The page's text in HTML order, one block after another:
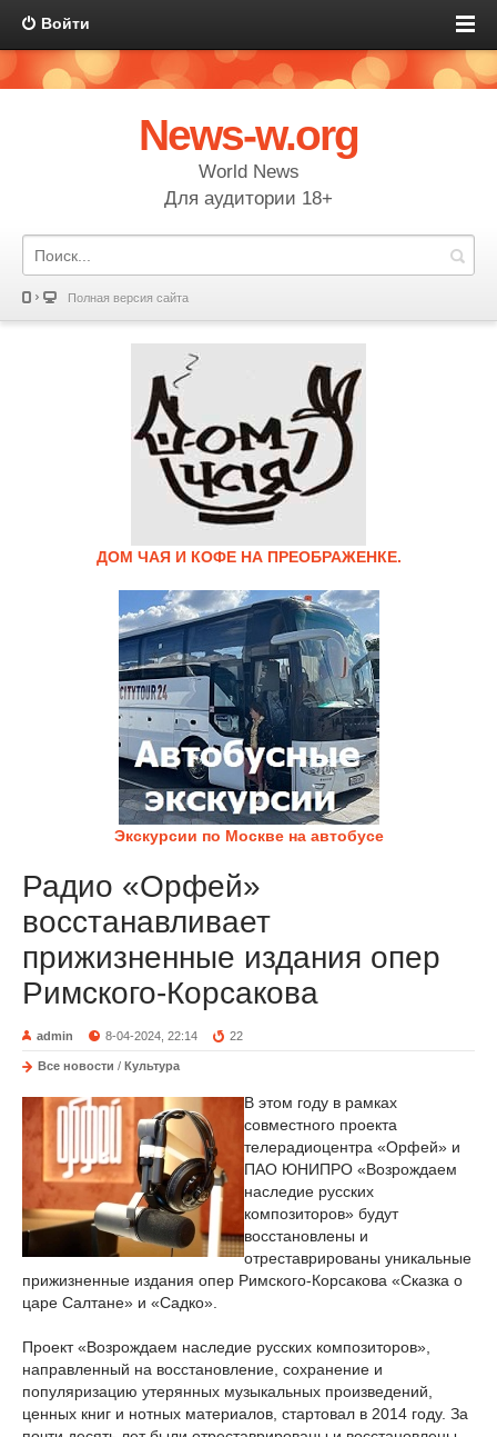
Войти
News-w.org
World News
Для аудитории 18+
Полная версия сайта
ДОМ ЧАЯ И КОФЕ НА ПРЕОБРАЖЕНКЕ.
Экскурсии по Москве на автобусе
Радио «Орфей»
восстанавливает
прижизненные издания опер
Римского-Корсакова
admin 8-04-2024, 22:14 22
Все новости / Культура
В этом году в рамках
совместного проекта
телерадиоцентра «Орфей» и
ПАО ЮНИПРО «Возрождаем
наследие русских
композиторов» будут
восстановлены и
отреставрированы уникальные
прижизненные издания опер Римского-Корсакова «Сказка о
царе Салтане» и «Садко».
Проект «Возрождаем наследие русских композиторов»,
направленный на восстановление, сохранение и
популяризацию утерянных музыкальных произведений,
ценных книг и нотных материалов, стартовал в 2014 году. За